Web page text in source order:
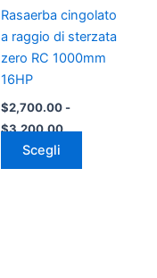
Rasaerba cingolato
a raggio di sterzata
zero RC 1000mm
16HP
$2,700.00 -
$3,200.00
Scegli
scelte
nella
pagina